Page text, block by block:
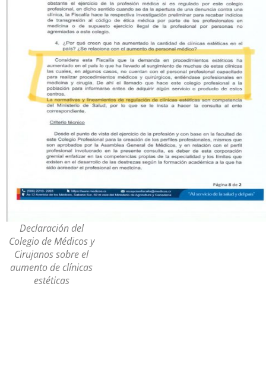
Declaración del
Colegio de Médicos y
Cirujanos sobre el
aumento de clínicas
estéticas